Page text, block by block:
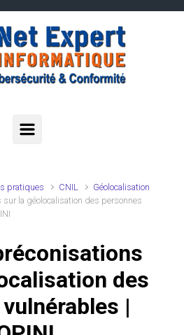
pratiques CNIL
Géolocalisation
la géolocalisation des personnes
des
|